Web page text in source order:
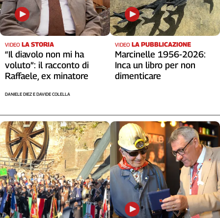
La
redazione
Newsletter
Social
VIDEO LA STORIA
“Il diavolo non mi ha
voluto”: il racconto di
Raffaele, ex minatore
DANIELE DIEZ E DAVIDE COLELLA
VIDEO LA PUBBLICAZIONE
Marcinelle 1956-2026:
Inca un libro per non
dimenticare